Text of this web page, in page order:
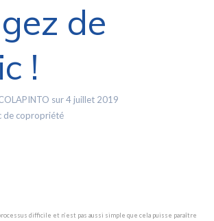
de
!
sur 4 juillet 2019
de copropriété
difficile et n’est pas aussi simple que cela puisse paraître